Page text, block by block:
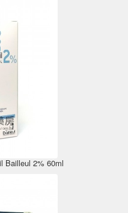
Bailleul 2% 60ml